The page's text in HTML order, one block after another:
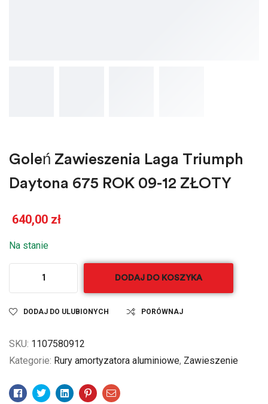
Goleń Zawieszenia Laga Triumph
Daytona 675 ROK 09-12 ZŁOTY
640,00 zł
Na stanie
DODAJ DO KOSZYKA
DODAJ DO ULUBIONYCH PORÓWNAJ
SKU: 1107580912
Kategorie: Rury amortyzatora aluminiowe, Zawieszenie
Facebook
TwitterLinkedinPinterestEmail